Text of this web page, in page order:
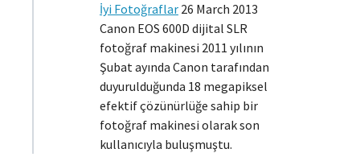
İyi Fotoğraflar 26 March 2013
Canon EOS 600D dijital SLR
fotoğraf makinesi 2011 yılının
Şubat ayında Canon tarafından
duyurulduğunda 18 megapiksel
efektif çözünürlüğe sahip bir
fotoğraf makinesi olarak son
kullanıcıyla buluşmuştu.